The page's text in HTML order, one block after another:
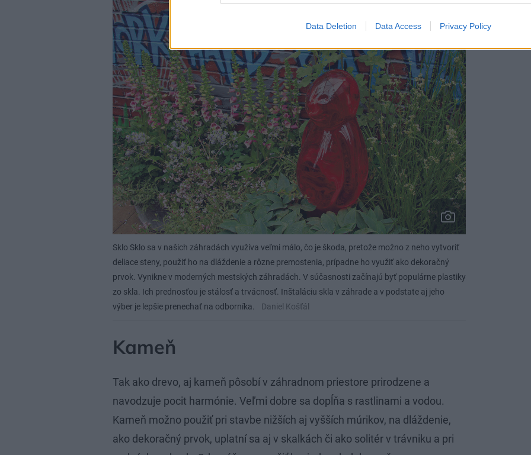
Data Deletion Data Access Privacy Policy
Sklo Sklo sa v našich záhradách využíva veľmi málo, čo je škoda, pretože možno z neho vytvoriť
deliace steny, použiť ho na dláždenie a rôzne premostenia, prípadne ho využiť ako dekoračný
prvok. Vynikne v moderných mestských záhradách. V súčasnosti začínajú byť populárne plastiky
zo skla. Ich prednosťou je stálosť a trvácnosť. Inštaláciu skla v záhrade a v podstate aj jeho
výber je lepšie prenechať na odborníka.
Daniel Košťál
Kameň
Tak ako drevo, aj kameň pôsobí v záhradnom priestore prirodzene a
navodzuje pocit harmónie. Veľmi dobre sa dopĺňa s rastlinami a vodou.
Kameň možno použiť pri stavbe nižších aj vyšších múrikov, na dláždenie,
ako dekoračný prvok, uplatní sa aj v skalkách či ako solitér v trávniku a pri